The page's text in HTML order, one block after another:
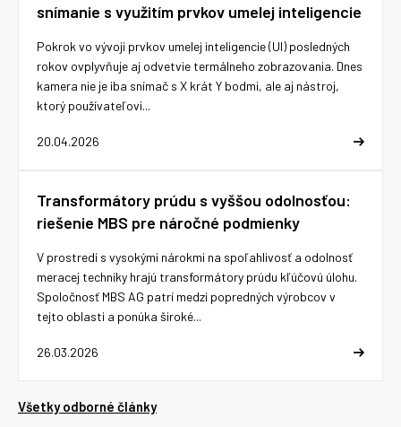
snímanie s využitím prvkov umelej inteligencie
20.04.2026
Pokrok vo vývoji prvkov umelej inteligencie (UI) posledných
rokov ovplyvňuje aj odvetvie termálneho zobrazovania. Dnes
kamera nie je iba snímač s X krát Y bodmi, ale aj nástroj,
ktorý používateľovi...
Transformátory prúdu s vyššou odolnosťou:
riešenie MBS pre náročné podmienky
26.03.2026
V prostredí s vysokými nárokmi na spoľahlivosť a odolnosť
meracej techniky hrajú transformátory prúdu kľúčovú úlohu.
Spoločnosť MBS AG patrí medzi popredných výrobcov v
tejto oblasti a ponúka široké...
Všetky odborné články